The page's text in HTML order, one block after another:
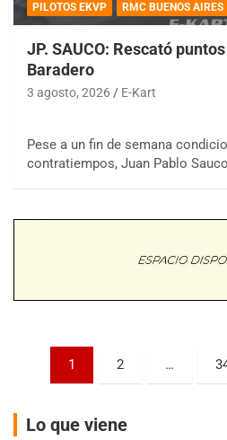
PILOTOS EKVP RMC BUENOS AIRES
JP. SAUCO: Rescató
Baradero
3 agosto, 2026 E-Kart
Pese a un fin de semana
contratiempos, Juan Pablo
Paginación
entradas
1 2 …
Lo que viene
COBERTURA ESPECIAL DE E-
08/09-AGO
Parque de la Velocidad (Asfalto)
Villaguay (Entre Ríos)
El Cerro (Tierra)
Victoria (Entre Ríos)